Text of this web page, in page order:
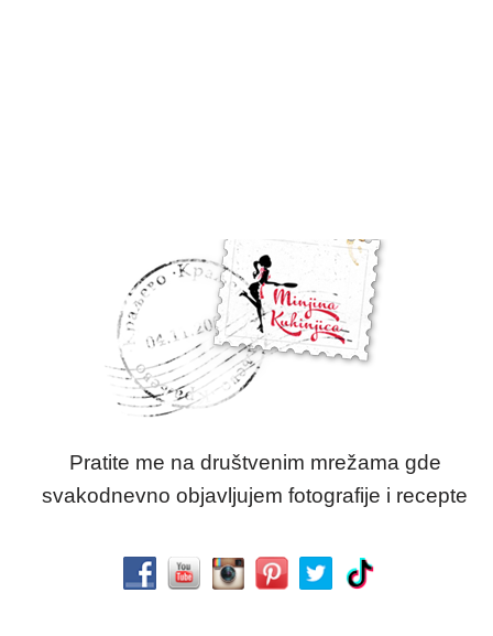
Pratite me na društvenim mrežama gde
svakodnevno objavljujem fotografije i recepte